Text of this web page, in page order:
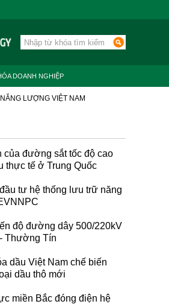
DOANH NGHIỆP
LƯỢNG VIỆT NAM
của đường sắt tốc độ cao
thực tế ở Trung Quốc
tư hệ thống lưu trữ năng
độ đường dây 500/220kV
Thường Tín
dầu Việt Nam chế biến
dầu thô mới
miền Bắc đóng điện hệ